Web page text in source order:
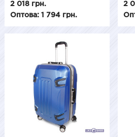
2 018 грн.
Оптова: 1 794 грн.
2